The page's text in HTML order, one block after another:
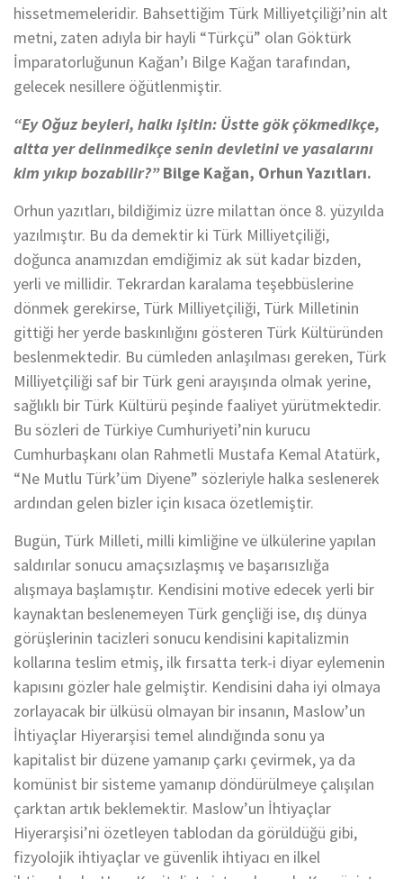
hissetmemeleridir. Bahsettiğim Türk Milliyetçiliği’nin alt
metni, zaten adıyla bir hayli “Türkçü” olan Göktürk
İmparatorluğunun Kağan’ı Bilge Kağan tarafından,
gelecek nesillere öğütlenmiştir.
“Ey Oğuz beyleri, halkı işitin: Üstte gök çökmedikçe,
altta yer delinmedikçe senin devletini ve yasalarını
kim yıkıp bozabilir?”Bilge Kağan, Orhun Yazıtları.
Orhun yazıtları, bildiğimiz üzre milattan önce 8. yüzyılda
yazılmıştır. Bu da demektir ki Türk Milliyetçiliği,
doğunca anamızdan emdiğimiz ak süt kadar bizden,
yerli ve millidir. Tekrardan karalama teşebbüslerine
dönmek gerekirse, Türk Milliyetçiliği, Türk Milletinin
gittiği her yerde baskınlığını gösteren Türk Kültüründen
beslenmektedir. Bu cümleden anlaşılması gereken, Türk
Milliyetçiliği saf bir Türk geni arayışında olmak yerine,
sağlıklı bir Türk Kültürü peşinde faaliyet yürütmektedir.
Bu sözleri de Türkiye Cumhuriyeti’nin kurucu
Cumhurbaşkanı olan Rahmetli Mustafa Kemal Atatürk,
“Ne Mutlu Türk’üm Diyene” sözleriyle halka seslenerek
ardından gelen bizler için kısaca özetlemiştir.
Bugün, Türk Milleti, milli kimliğine ve ülkülerine yapılan
saldırılar sonucu amaçsızlaşmış ve başarısızlığa
alışmaya başlamıştır. Kendisini motive edecek yerli bir
kaynaktan beslenemeyen Türk gençliği ise, dış dünya
görüşlerinin tacizleri sonucu kendisini kapitalizmin
kollarına teslim etmiş, ilk fırsatta terk-i diyar eylemenin
kapısını gözler hale gelmiştir. Kendisini daha iyi olmaya
zorlayacak bir ülküsü olmayan bir insanın, Maslow’un
İhtiyaçlar Hiyerarşisi temel alındığında sonu ya
kapitalist bir düzene yamanıp çarkı çevirmek, ya da
komünist bir sisteme yamanıp döndürülmeye çalışılan
çarktan artık beklemektir. Maslow’un İhtiyaçlar
Hiyerarşisi’ni özetleyen tablodan da görüldüğü gibi,
fizyolojik ihtiyaçlar ve güvenlik ihtiyacı en ilkel